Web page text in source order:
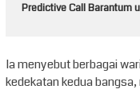
Predictive Call Barantum
Ia menyebut berbagai
kedekatan kedua